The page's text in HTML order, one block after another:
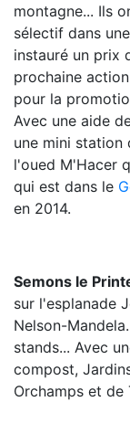
montagne... Ils
sélectif dans
instauré un prix
prochaine
pour la
Avec une aide
une mini
l'oued M'Hacer
qui est dans le
en 2014.
Semons le
sur l'esplanade
Nelson-
stands... Avec
compost,
Orchamps et de